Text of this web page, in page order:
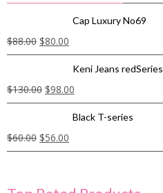
Cap Luxury No69
$88.00 $80.00
Keni Jeans redSeries
$130.00 $98.00
Black T-series
$60.00 $56.00